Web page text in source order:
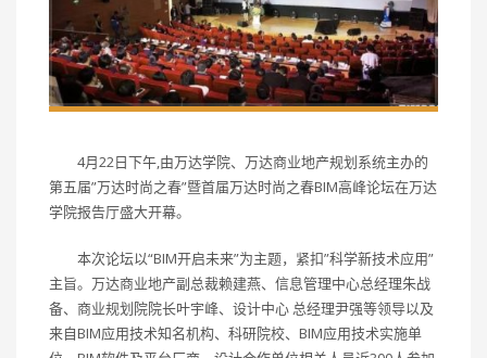
4月22日下午,由万达学院、万达商业地产规划系统主办的
第五届”万达时尚之春”暨首届万达时尚之春BIM高峰论坛在万达
学院报告厅盛大开幕。
本次论坛以“BIM开启未来”为主题，紧扣”科学新技术应用”
主旨。万达商业地产副总裁赖建燕、信息管理中心总经理朱战
备、商业规划院院长叶宇峰、设计中心 总经理尹强等领导以及
来自BIM应用技术知名机构、科研院校、BIM应用技术实施单